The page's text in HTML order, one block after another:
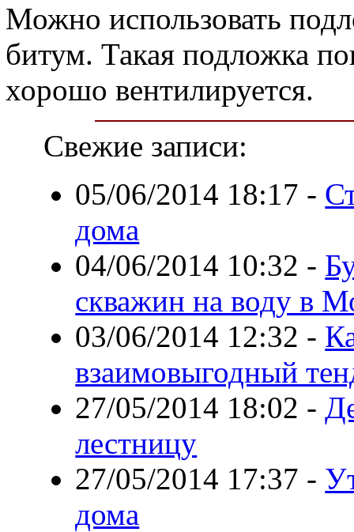
Можно использовать
битум. Такая подложка
хорошо вентилируется.
Свежие записи:
05/06/2014 18:17 -
дома
04/06/2014 10:32 -
скважин на воду в
03/06/2014 12:32 -
взаимовыгодный
27/05/2014 18:02 -
лестницу
27/05/2014 17:37 -
дома